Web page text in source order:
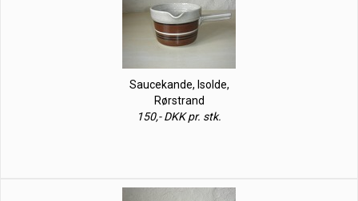
Saucekande, Isolde,
Rørstrand
150,- DKK pr. stk.